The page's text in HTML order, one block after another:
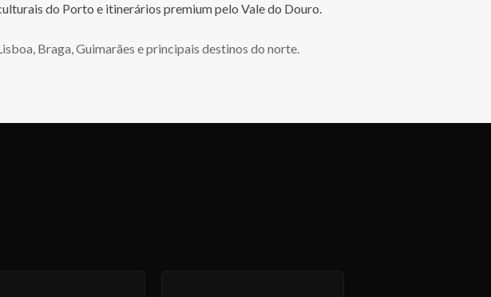
do Porto e itinerários premium pelo Vale do Douro.
Braga, Guimarães e principais destinos do norte.